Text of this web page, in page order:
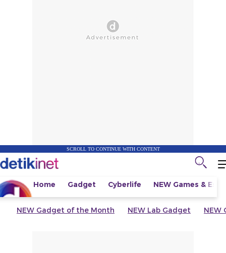
SCROLL TO CONTINUE WITH CONTENT
Home Gadget Cyberlife NEW Games &
NEW Gadget of the Month NEW Lab Gadget NEW